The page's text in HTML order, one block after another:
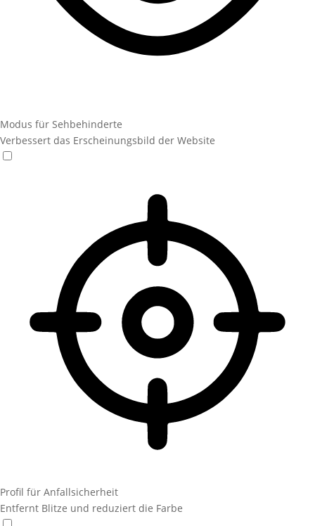
Modus für Sehbehinderte
Verbessert das Erscheinungsbild der Website
Profil für Anfallsicherheit
Entfernt Blitze und reduziert die Farbe